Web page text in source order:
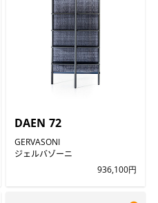
DAEN 72
GERVASONI
ジェルバゾーニ
936,100円